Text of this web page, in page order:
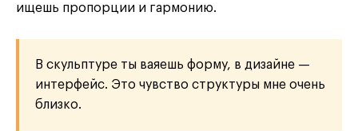
ищешь пропорции и гармонию.
В скульптуре ты ваяешь форму, в дизайне —
интерфейс. Это чувство структуры мне очень
близко.